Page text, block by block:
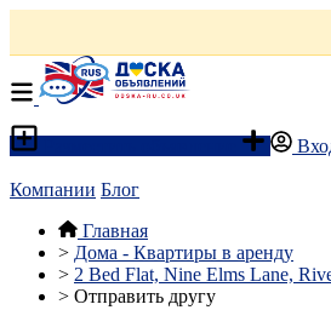
Компании Блог
Главная
> Дома - Квартиры в аренду
> 2 Bed Flat, Nine Elms Lane,
> Отправить другу